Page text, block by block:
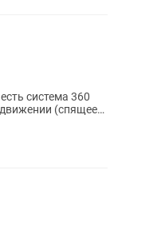
система 360
движении (спящее